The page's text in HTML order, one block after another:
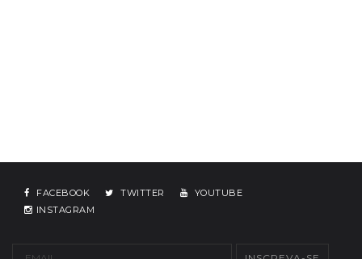
FACEBOOK TWITTER
YOUTUBE
INSTAGRAM